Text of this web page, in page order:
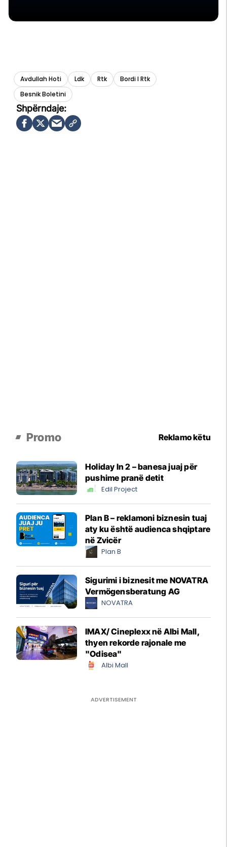
Avdullah Hoti Ldk Rtk
Bordi I Rtk
Besnik Boletini
Promo Reklamo këtu
Holiday In 2 – banesa juaj për
pushime pranë detit
Edil Project
Plan B – reklamoni biznesin tuaj
aty ku është audienca shqiptare
në Zvicër
Plan B
Sigurimi i biznesit me NOVATRA
Vermögensberatung AG
NOVATRA
IMAX/ Cineplexx në Albi Mall,
thyen rekorde rajonale me
"Odisea"
Albi Mall